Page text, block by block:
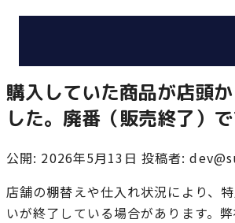
購入していた商品が店頭
した。廃番（販売終了）
公開: 2026年5月13日 投稿者:
店舗の棚替えや仕入れ状況により、
いが終了している場合があります。